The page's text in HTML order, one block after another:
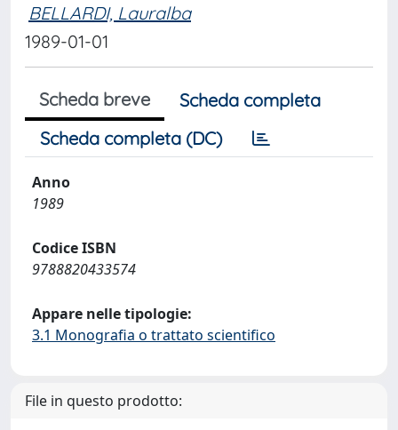
BELLARDI, Lauralba
1989-01-01
Scheda breve
Scheda completa
Scheda completa (DC)
Anno
1989
Codice ISBN
9788820433574
Appare nelle tipologie:
3.1 Monografia o trattato scientifico
File in questo prodotto: